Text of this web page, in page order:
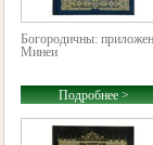
Богородичны:
Минеи
Подробнее >